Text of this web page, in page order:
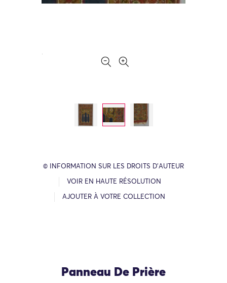
© INFORMATION SUR LES DROITS D’AUTEUR
VOIR EN HAUTE RÉSOLUTION
AJOUTER À VOTRE COLLECTION
Panneau De Prière